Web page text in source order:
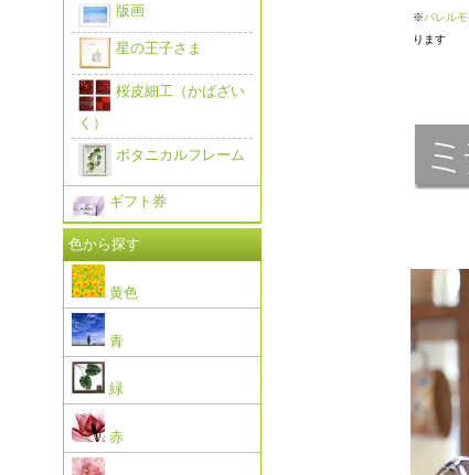
※パレルモ
ります
版画
星の王子さま
桜皮細工（かばざい
く）
ボタニカルフレーム
ギフト券
色から探す
黄色
青
緑
赤